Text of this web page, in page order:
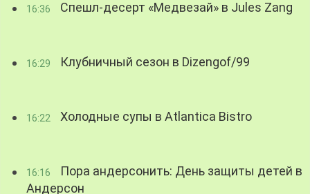
16:36 Спешл-десерт «Медвезай» в Jules Zang
16:29 Клубничный сезон в Dizengof/99
16:22 Холодные супы в Atlantica Bistro
16:16
Пора андерсонить: День защиты детей в
Андерсон